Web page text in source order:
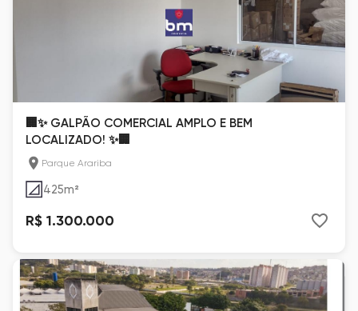
🏢✨ GALPÃO COMERCIAL AMPLO E BEM
LOCALIZADO! ✨🏢
Parque Arariba
425m²
R$ 1.300.000